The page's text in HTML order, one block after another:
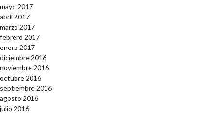
mayo 2017
abril 2017
marzo 2017
febrero 2017
enero 2017
diciembre 2016
noviembre 2016
octubre 2016
septiembre 2016
agosto 2016
julio 2016